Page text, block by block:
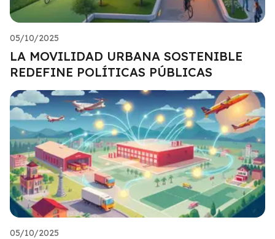
05/10/2025
LA MOVILIDAD URBANA SOSTENIBLE
REDEFINE POLÍTICAS PÚBLICAS
05/10/2025